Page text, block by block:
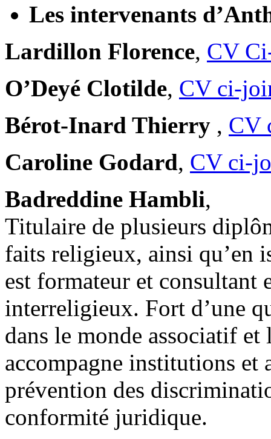
Les intervenants
Lardillon Florence, CV
O’Deyé Clotilde, CV ci-
Bérot-Inard Thierry , CV
Caroline Godard, CV ci-
Badreddine Hambli,
Titulaire de plusieurs
faits religieux, ainsi qu’en
est formateur et
interreligieux. Fort d’une
dans le monde associatif
accompagne institutions et
prévention des
conformité juridique.